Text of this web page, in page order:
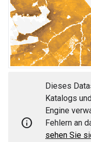
Info
Dieses
Katalogs
Engine
Fehlern an
sehen Sie